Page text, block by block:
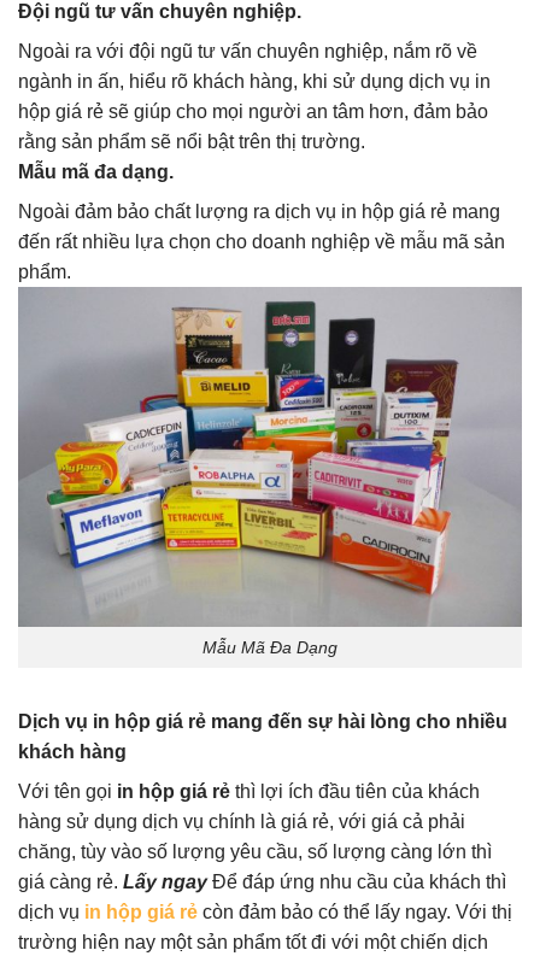
Đội ngũ tư vấn chuyên nghiệp.
Ngoài ra với đội ngũ tư vấn chuyên nghiệp, nắm rõ về
ngành in ấn, hiểu rõ khách hàng, khi sử dụng dịch vụ in
hộp giá rẻ sẽ giúp cho mọi người an tâm hơn, đảm bảo
rằng sản phẩm sẽ nổi bật trên thị trường.
Mẫu mã đa dạng.
Ngoài đảm bảo chất lượng ra dịch vụ in hộp giá rẻ mang
đến rất nhiều lựa chọn cho doanh nghiệp về mẫu mã sản
phẩm.
Mẫu Mã Đa Dạng
Dịch vụ in hộp giá rẻ mang đến sự hài lòng cho nhiều
khách hàng
Với tên gọi in hộp giá rẻ thì lợi ích đầu tiên của khách
hàng sử dụng dịch vụ chính là giá rẻ, với giá cả phải
chăng, tùy vào số lượng yêu cầu, số lượng càng lớn thì
giá càng rẻ. Lấy ngayĐể đáp ứng nhu cầu của khách thì
dịch vụ in hộp giá rẻ còn đảm bảo có thể lấy ngay. Với thị
trường hiện nay một sản phẩm tốt đi với một chiến dịch